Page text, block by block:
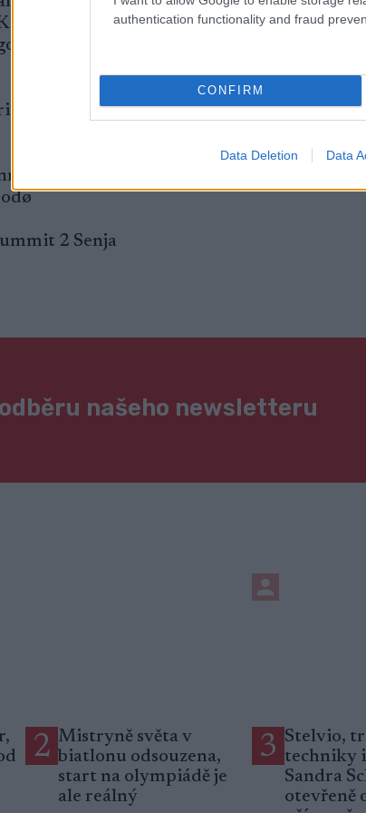
authentication functionality and fraud
CONFIRM
Data Deletion Data
Melago
61
2 Senja
našeho newsletteru
2 Mistryně světa v
biatlonu odsouzena,
start na olympiádě je
ale reálný
3 Stelvio,
techniky
Sandra
otevřeně